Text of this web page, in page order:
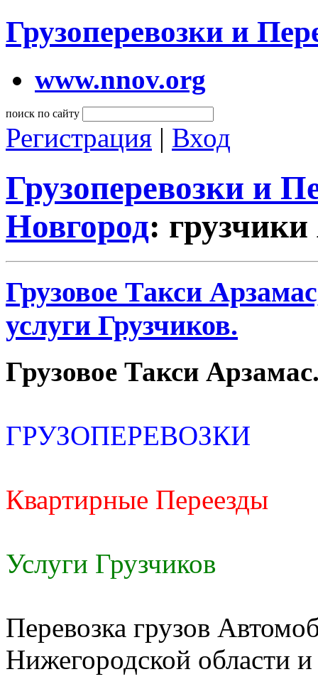
Грузоперевозки и
www.nnov.org
поиск по сайту
Регистрация | Вход
Грузоперевозки и
Новгород:
Грузовое Такси
услуги Грузчиков.
Грузовое Такси
ГРУЗОПЕРЕВОЗКИ
Квартирные Переезды
Услуги Грузчиков
Перевозка грузов
Нижегородской области